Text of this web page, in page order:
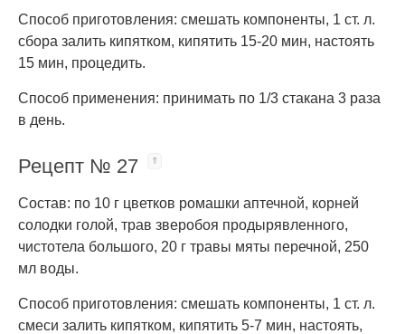
Способ приготовления: смешать компоненты, 1 ст. л.
сбора залить кипятком, кипятить 15-20 мин, настоять
15 мин, процедить.
Способ применения: принимать по 1/3 стакана 3 раза
в день.
Рецепт № 27
Состав: по 10 г цветков ромашки аптечной, корней
солодки голой, трав зверобоя продырявленного,
чистотела большого, 20 г травы мяты перечной, 250
мл воды.
Способ приготовления: смешать компоненты, 1 ст. л.
смеси залить кипятком, кипятить 5-7 мин, настоять,